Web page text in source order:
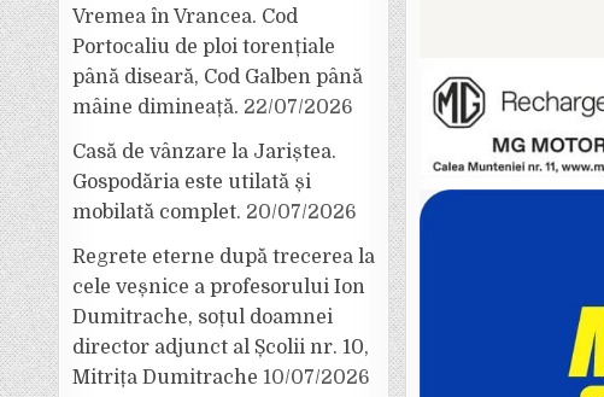
Vremea în Vrancea. Cod
Portocaliu de ploi torențiale
până diseară, Cod Galben până
mâine dimineață. 22/07/2026
Casă de vânzare la Jariștea.
Gospodăria este utilată și
mobilată complet. 20/07/2026
Regrete eterne după trecerea la
cele veșnice a profesorului Ion
Dumitrache, soțul doamnei
director adjunct al Școlii nr. 10,
Mitrița Dumitrache 10/07/2026